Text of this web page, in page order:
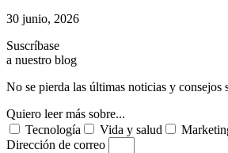
30 junio, 2026
Suscríbase
a nuestro blog
No se pierda las últimas noticias y
Quiero leer más sobre...
Tecnología
Vida y salud
Dirección de correo